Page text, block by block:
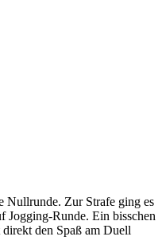
Nullrunde. Zur Strafe ging es
Jogging-Runde. Ein bisschen
den Spaß am Duell